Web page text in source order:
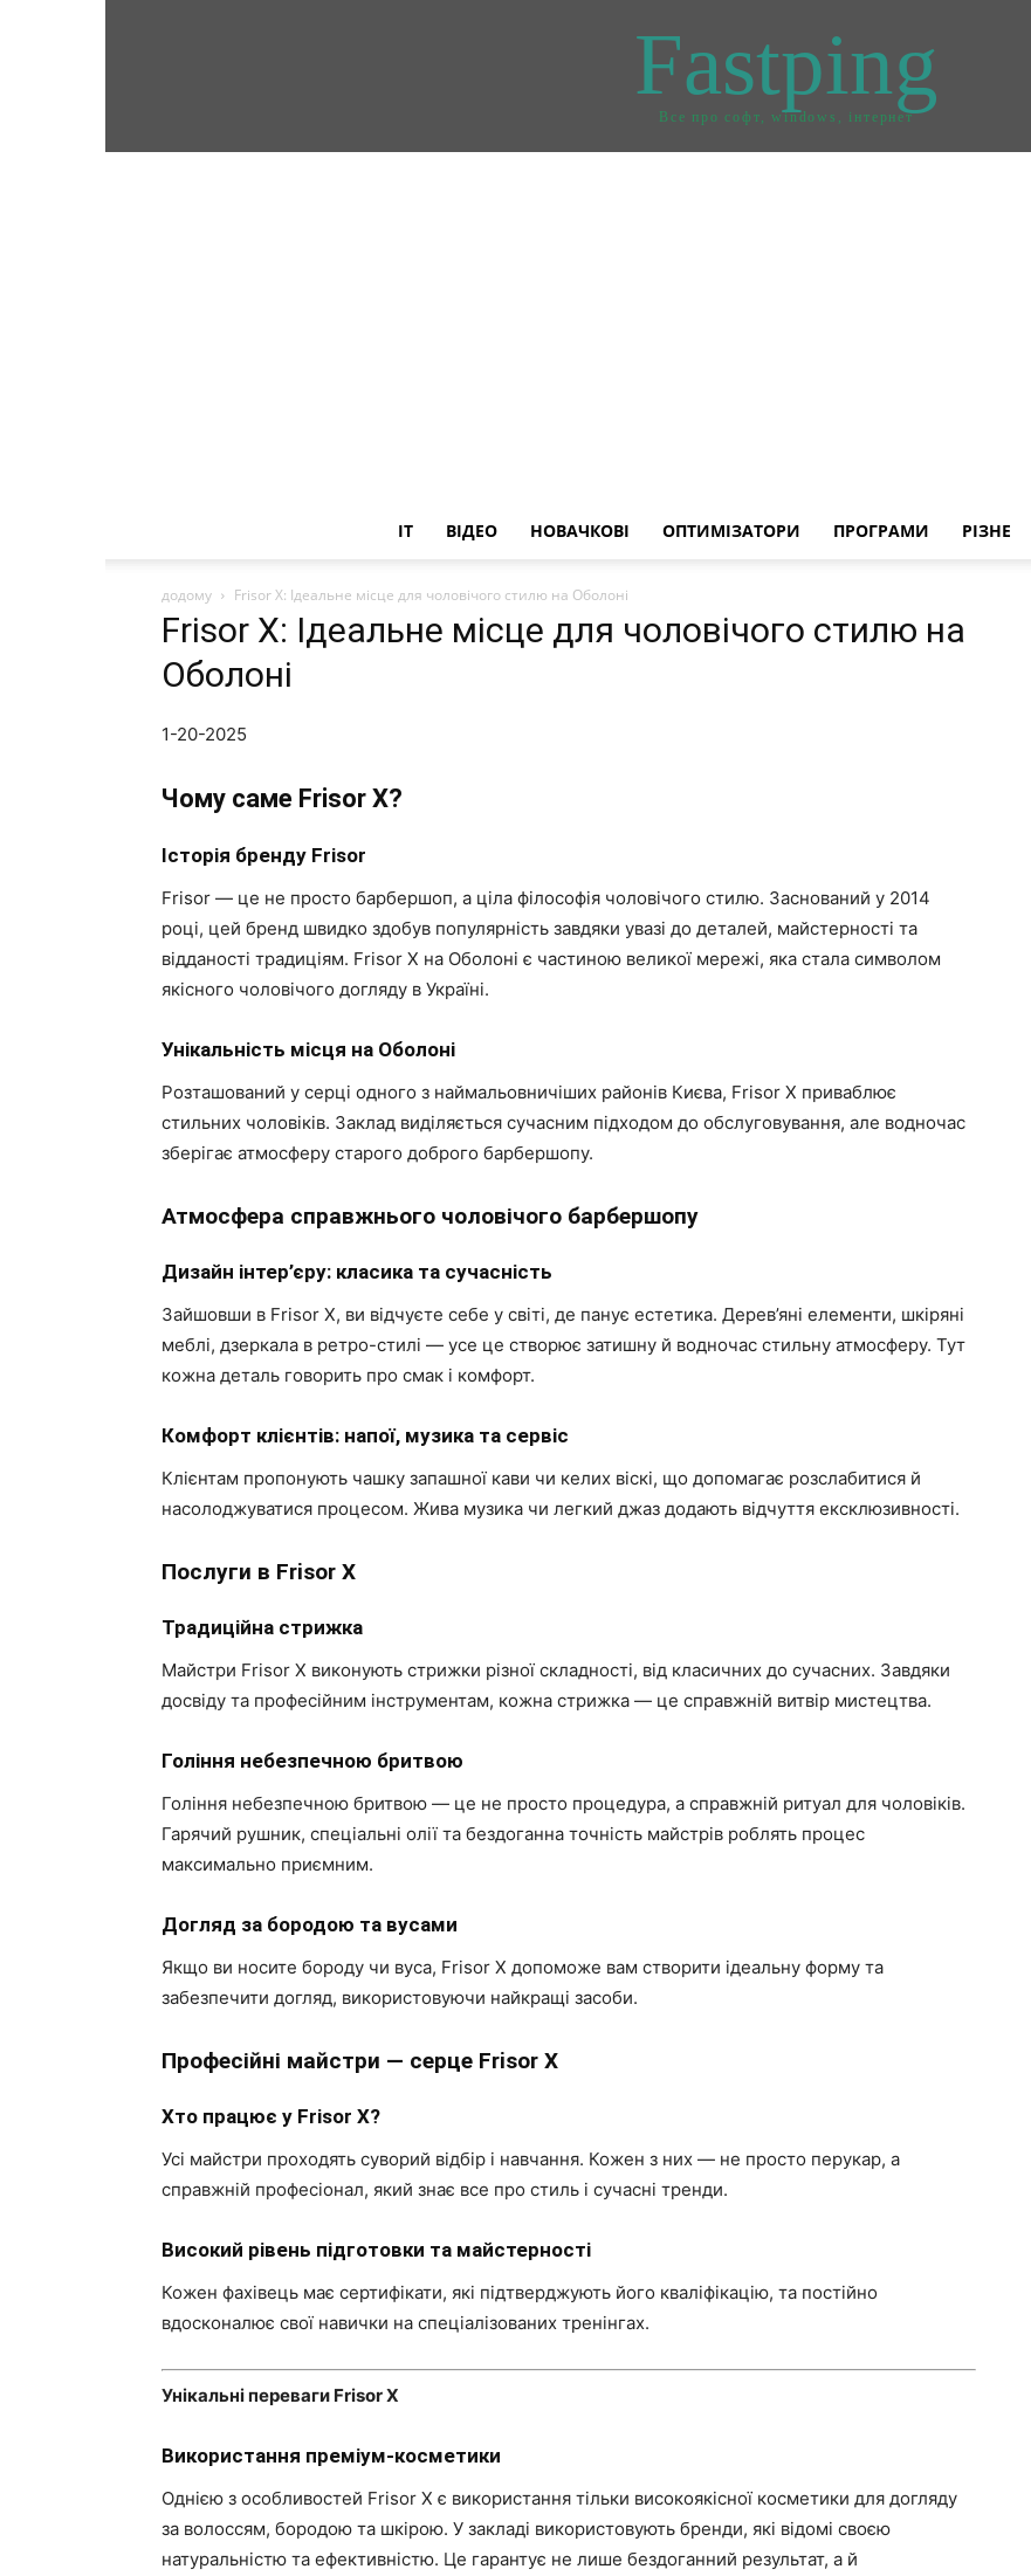
Fastping
Все про софт, windows, інтернет
IT ВІДЕО НОВАЧКОВІ ОПТИМІЗАТОРИ ПРОГРАМИ РІЗНЕ
додому Frisor X: Ідеальне місце для чоловічого стилю на Оболоні
Frisor X: Ідеальне місце для чоловічого стилю на
Оболоні
1-20-2025
Чому саме Frisor X?
Історія бренду Frisor
Frisor — це не просто барбершоп, а ціла філософія чоловічого стилю. Заснований у 2014
році, цей бренд швидко здобув популярність завдяки увазі до деталей, майстерності та
відданості традиціям. Frisor X на Оболоні є частиною великої мережі, яка стала символом
якісного чоловічого догляду в Україні.
Унікальність місця на Оболоні
Розташований у серці одного з наймальовничіших районів Києва, Frisor X приваблює
стильних чоловіків. Заклад виділяється сучасним підходом до обслуговування, але водночас
зберігає атмосферу старого доброго барбершопу.
Атмосфера справжнього чоловічого барбершопу
Дизайн інтер’єру: класика та сучасність
Зайшовши в Frisor X, ви відчуєте себе у світі, де панує естетика. Дерев’яні елементи, шкіряні
меблі, дзеркала в ретро-стилі — усе це створює затишну й водночас стильну атмосферу. Тут
кожна деталь говорить про смак і комфорт.
Комфорт клієнтів: напої, музика та сервіс
Клієнтам пропонують чашку запашної кави чи келих віскі, що допомагає розслабитися й
насолоджуватися процесом. Жива музика чи легкий джаз додають відчуття ексклюзивності.
Послуги в Frisor X
Традиційна стрижка
Майстри Frisor X виконують стрижки різної складності, від класичних до сучасних. Завдяки
досвіду та професійним інструментам, кожна стрижка — це справжній витвір мистецтва.
Гоління небезпечною бритвою
Гоління небезпечною бритвою — це не просто процедура, а справжній ритуал для чоловіків.
Гарячий рушник, спеціальні олії та бездоганна точність майстрів роблять процес
максимально приємним.
Догляд за бородою та вусами
Якщо ви носите бороду чи вуса, Frisor X допоможе вам створити ідеальну форму та
забезпечити догляд, використовуючи найкращі засоби.
Професійні майстри — серце Frisor X
Хто працює у Frisor X?
Усі майстри проходять суворий відбір і навчання. Кожен з них — не просто перукар, а
справжній професіонал, який знає все про стиль і сучасні тренди.
Високий рівень підготовки та майстерності
Кожен фахівець має сертифікати, які підтверджують його кваліфікацію, та постійно
вдосконалює свої навички на спеціалізованих тренінгах.
Унікальні переваги Frisor X
Використання преміум-косметики
Однією з особливостей Frisor X є використання тільки високоякісної косметики для догляду
за волоссям, бородою та шкірою. У закладі використовують бренди, які відомі своєю
натуральністю та ефективністю. Це гарантує не лише бездоганний результат, а й